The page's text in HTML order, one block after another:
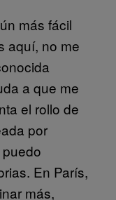
más fácil
aquí, no me
a que me
el rollo de
por
En París,
más,